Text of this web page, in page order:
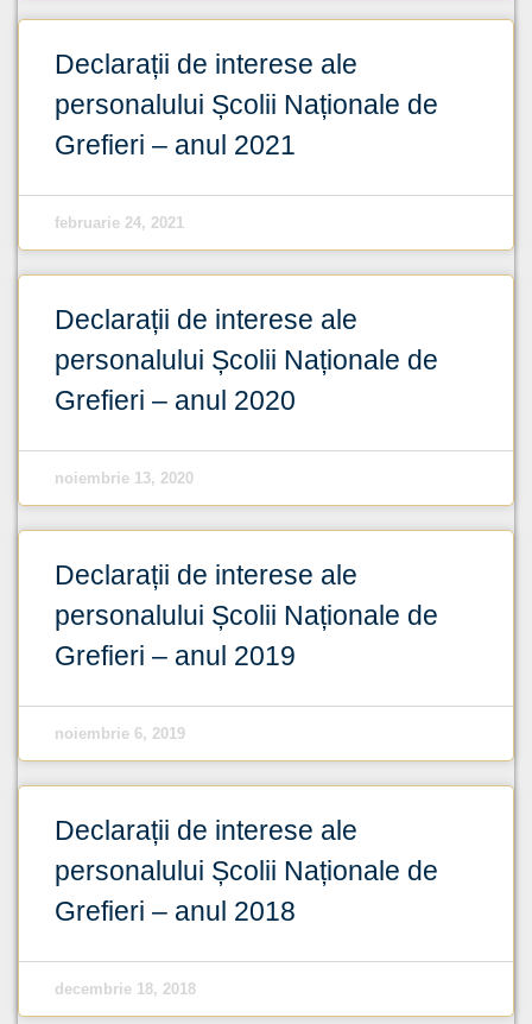
Declarații de interese ale
personalului Școlii Naționale de
Grefieri – anul 2021
februarie 24, 2021
Declarații de interese ale
personalului Școlii Naționale de
Grefieri – anul 2020
noiembrie 13, 2020
Declarații de interese ale
personalului Școlii Naționale de
Grefieri – anul 2019
noiembrie 6, 2019
Declarații de interese ale
personalului Școlii Naționale de
Grefieri – anul 2018
decembrie 18, 2018